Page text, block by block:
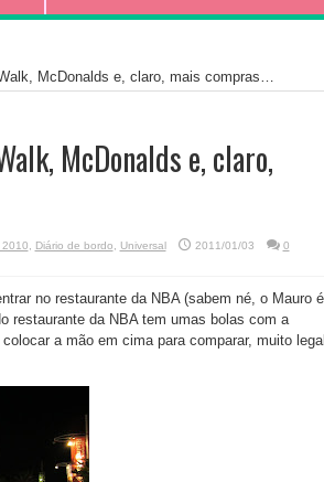
McDonalds e, claro, mais compras…
McDonalds e, claro,
2010 Diário de bordo Universal 2011/01/03
0
no restaurante da NBA (sabem né, o Mauro é
restaurante da NBA tem umas bolas com a
a mão em cima para comparar, muito